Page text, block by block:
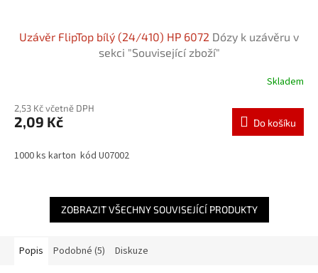
Uzávěr FlipTop bílý (24/410) HP 6072 Dózy k uzávěru v
sekci "Související zboží"
Skladem
2,53 Kč včetně DPH
2,09 Kč Do košíku
1000 ks karton kód U07002
ZOBRAZIT VŠECHNY SOUVISEJÍCÍ PRODUKTY
Popis Podobné (5) Diskuze